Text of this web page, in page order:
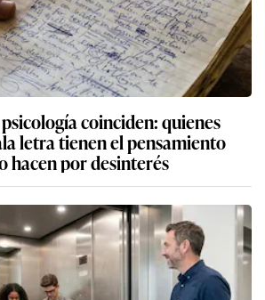
coinciden: quienes
letra tienen el pensamiento
hacen por desinterés